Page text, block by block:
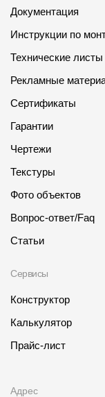
Документация
Инструкции по
Технические листы
Рекламные
Сертификаты
Гарантии
Чертежи
Текстуры
Фото объектов
Вопрос-ответ/Faq
Статьи
Сервисы
Конструктор
Калькулятор
Прайс-лист
Адрес